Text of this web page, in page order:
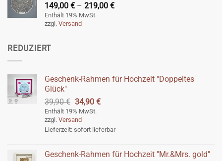
149,00 € – 219,00 €Preisspanne:
Enthält 19% MwSt.
zzgl. Versand
REDUZIERT
Geschenk-Rahmen für Hochzeit "Doppeltes
Glück"
39,90€ Ursprünglicher
Preis
war:
39,90 €
34,90 €Aktueller
34,90 €.
Enthält 19% MwSt.
zzgl. Versand
Lieferzeit: sofort lieferbar
Geschenk-Rahmen für Hochzeit "Mr.&Mrs. gold"